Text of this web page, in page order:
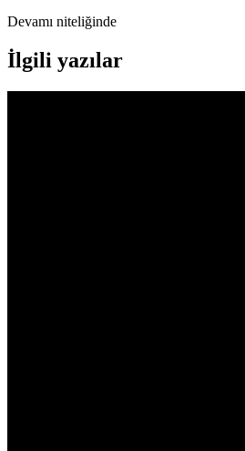
Devamı niteliğinde
İlgili yazılar